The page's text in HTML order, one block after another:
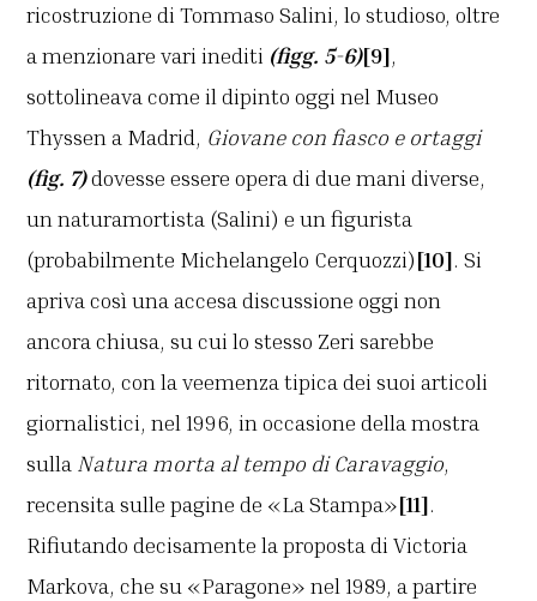
ricostruzione di Tommaso Salini, lo studioso, oltre
a menzionare vari inediti (figg. 5-6)[9],
sottolineava come il dipinto oggi nel Museo
Thyssen a Madrid, Giovane con fiasco e ortaggi
(fig. 7)dovesse essere opera di due mani diverse,
un naturamortista (Salini) e un figurista
(probabilmente Michelangelo Cerquozzi)[10]. Si
apriva così una accesa discussione oggi non
ancora chiusa, su cui lo stesso Zeri sarebbe
ritornato, con la veemenza tipica dei suoi articoli
giornalistici, nel 1996, in occasione della mostra
sulla Natura morta al tempo di Caravaggio,
recensita sulle pagine de «La Stampa»[11].
Rifiutando decisamente la proposta di Victoria
Markova, che su «Paragone» nel 1989, a partire